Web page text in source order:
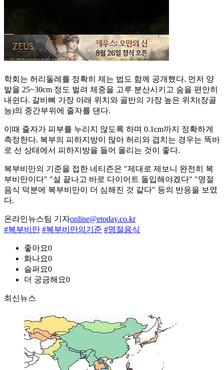
학회는 허리둘레를 정확히 제는 법도 함께 공개했다. 먼저 양
발을 25~30cm 정도 벌려 체중을 고루 분산시키고 숨을 편안히
내쉰다. 갈비뼈 가장 아래 위치와 골반의 가장 높은 위치(장골
능)의 중간부위에 줄자를 댄다.
이때 줄자가 피부를 누리지 않도록 하며 0.1cm까지 정확하게
측정한다. 복부의 피하지방이 많아 허리와 겹치는 경우는 똑바
로 선 상태에서 피하지방을 들어 올리는 것이 좋다.
복부비만의 기준을 접한 네티즌은 "제대로 제보니 완전히 복
부비만이다" "설 끝나고 바로 다이어트 돌입해야겠다" "명절
음식 덕분에 복부비만이 더 심해진 것 같다" 등의 반응을 보였
다.
온라인뉴스팀 기자online@etoday.co.kr
#복부비만 #복부비만의기준 #명절음식
좋아요0
화나요0
슬퍼요0
더 궁금해요0
최신뉴스